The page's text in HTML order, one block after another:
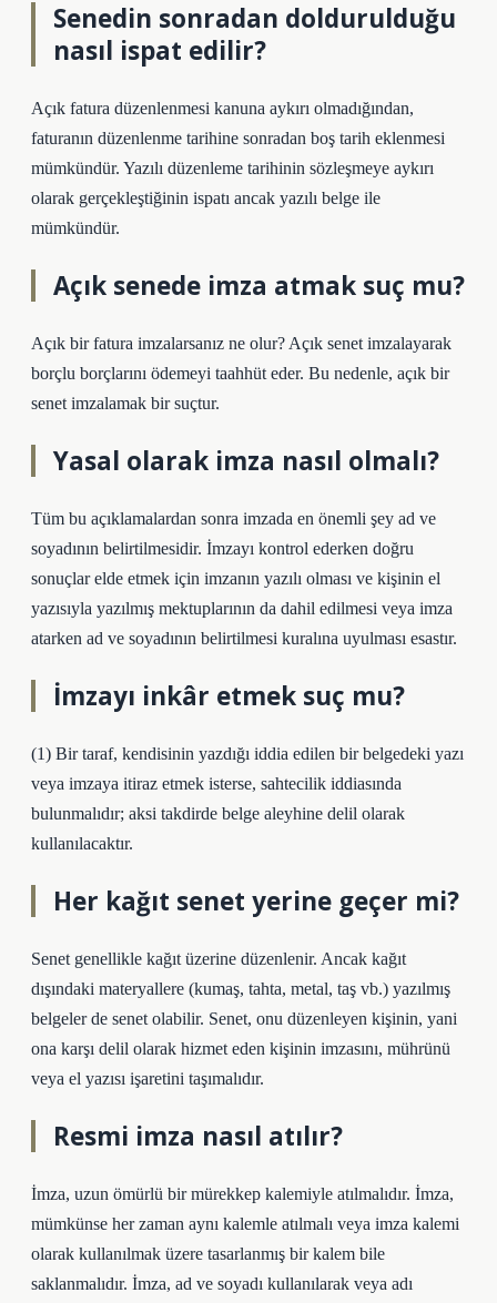
Senedin sonradan doldurulduğu
nasıl ispat edilir?
Açık fatura düzenlenmesi kanuna aykırı olmadığından,
faturanın düzenlenme tarihine sonradan boş tarih eklenmesi
mümkündür. Yazılı düzenleme tarihinin sözleşmeye aykırı
olarak gerçekleştiğinin ispatı ancak yazılı belge ile
mümkündür.
Açık senede imza atmak suç mu?
Açık bir fatura imzalarsanız ne olur? Açık senet imzalayarak
borçlu borçlarını ödemeyi taahhüt eder. Bu nedenle, açık bir
senet imzalamak bir suçtur.
Yasal olarak imza nasıl olmalı?
Tüm bu açıklamalardan sonra imzada en önemli şey ad ve
soyadının belirtilmesidir. İmzayı kontrol ederken doğru
sonuçlar elde etmek için imzanın yazılı olması ve kişinin el
yazısıyla yazılmış mektuplarının da dahil edilmesi veya imza
atarken ad ve soyadının belirtilmesi kuralına uyulması esastır.
İmzayı inkâr etmek suç mu?
(1) Bir taraf, kendisinin yazdığı iddia edilen bir belgedeki yazı
veya imzaya itiraz etmek isterse, sahtecilik iddiasında
bulunmalıdır; aksi takdirde belge aleyhine delil olarak
kullanılacaktır.
Her kağıt senet yerine geçer mi?
Senet genellikle kağıt üzerine düzenlenir. Ancak kağıt
dışındaki materyallere (kumaş, tahta, metal, taş vb.) yazılmış
belgeler de senet olabilir. Senet, onu düzenleyen kişinin, yani
ona karşı delil olarak hizmet eden kişinin imzasını, mührünü
veya el yazısı işaretini taşımalıdır.
Resmi imza nasıl atılır?
İmza, uzun ömürlü bir mürekkep kalemiyle atılmalıdır. İmza,
mümkünse her zaman aynı kalemle atılmalı veya imza kalemi
olarak kullanılmak üzere tasarlanmış bir kalem bile
saklanmalıdır. İmza, ad ve soyadı kullanılarak veya adı